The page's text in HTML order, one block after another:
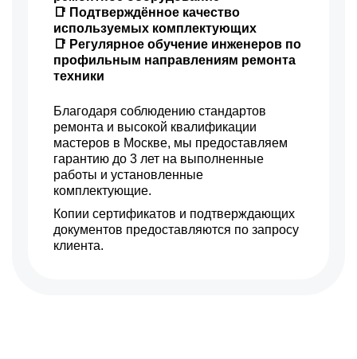
📑 Подтверждённое качество
используемых комплектующих
📑 Регулярное обучение инженеров по
профильным направлениям ремонта
техники
Благодаря соблюдению стандартов
ремонта и высокой квалификации
мастеров в Москве, мы предоставляем
гарантию до 3 лет на выполненные
работы и установленные
комплектующие.
Копии сертификатов и подтверждающих
документов предоставляются по запросу
клиента.